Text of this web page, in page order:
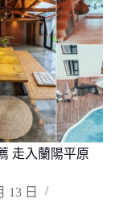
走入蘭陽平原
13 日